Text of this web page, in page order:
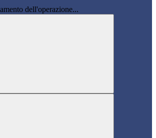
dell'operazione...